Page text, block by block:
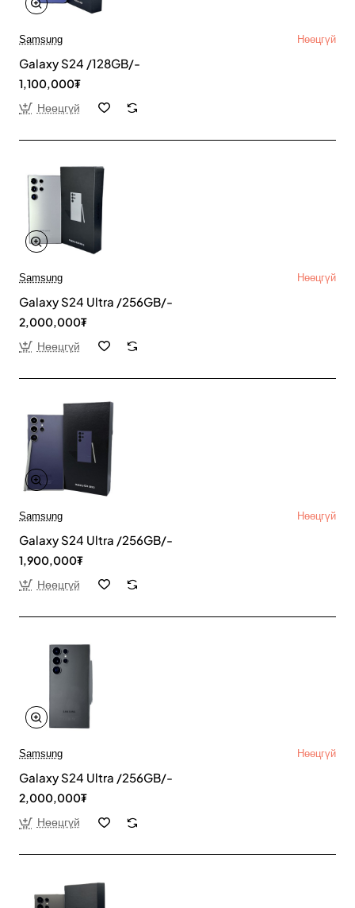
Samsung Нөөцгүй
Galaxy S24 /128GB/-
1,100,000₮
Нөөцгүй
Samsung Нөөцгүй
Galaxy S24 Ultra /256GB/-
2,000,000₮
Нөөцгүй
Samsung Нөөцгүй
Galaxy S24 Ultra /256GB/-
1,900,000₮
Нөөцгүй
Samsung Нөөцгүй
Galaxy S24 Ultra /256GB/-
2,000,000₮
Нөөцгүй